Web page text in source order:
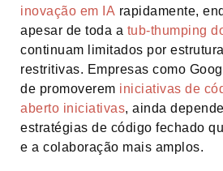
inovação em IA rapidamente,
apesar de toda a tub-thumping
continuam limitados por
restritivas. Empresas como
de promoverem iniciativas de
aberto iniciativas, ainda
estratégias de código fechado
e a colaboração mais amplos.